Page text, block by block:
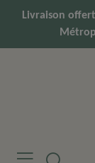
Livraison